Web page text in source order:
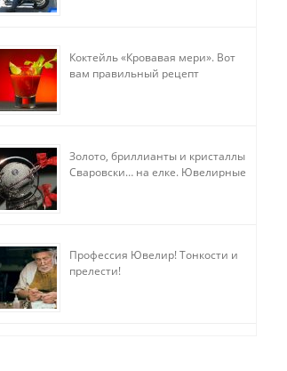
Коктейль «Кровавая мери». Вот
вам правильный рецепт
Золото, бриллианты и кристаллы
Сваровски… на елке. Ювелирные
Профессия Ювелир! Тонкости и
прелести!